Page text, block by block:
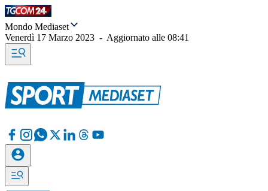
Mondo Mediaset
Venerdì 17 Marzo 2023 - Aggiornato alle 08:41